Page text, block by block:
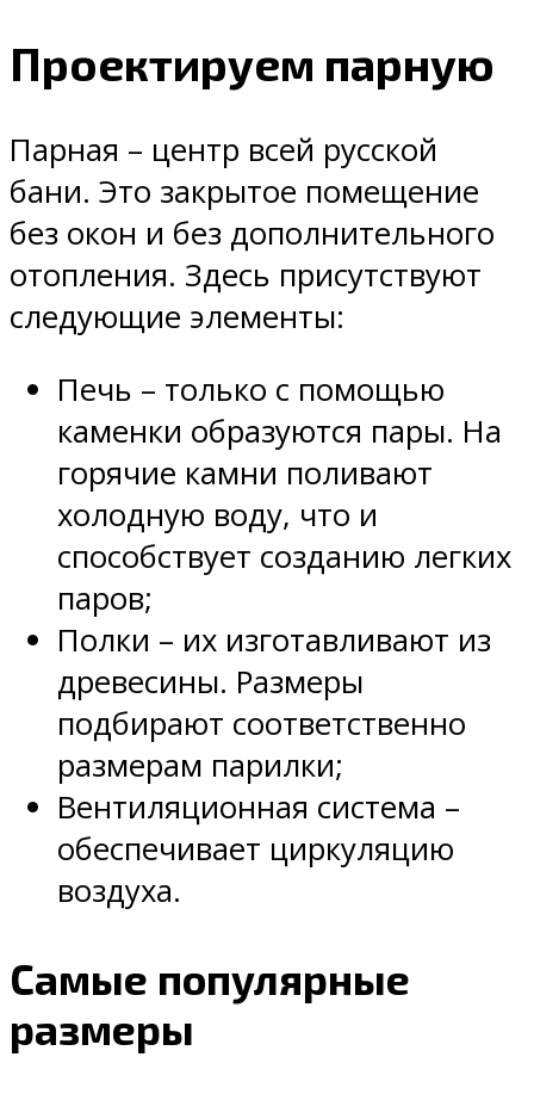
Проектируем парную
Парная – центр всей русской
бани. Это закрытое помещение
без окон и без дополнительного
отопления. Здесь присутствуют
следующие элементы:
Печь – только с помощью
каменки образуются пары. На
горячие камни поливают
холодную воду, что и
способствует созданию легких
паров;
Полки – их изготавливают из
древесины. Размеры
подбирают соответственно
размерам парилки;
Вентиляционная система –
обеспечивает циркуляцию
воздуха.
Самые популярные
размеры